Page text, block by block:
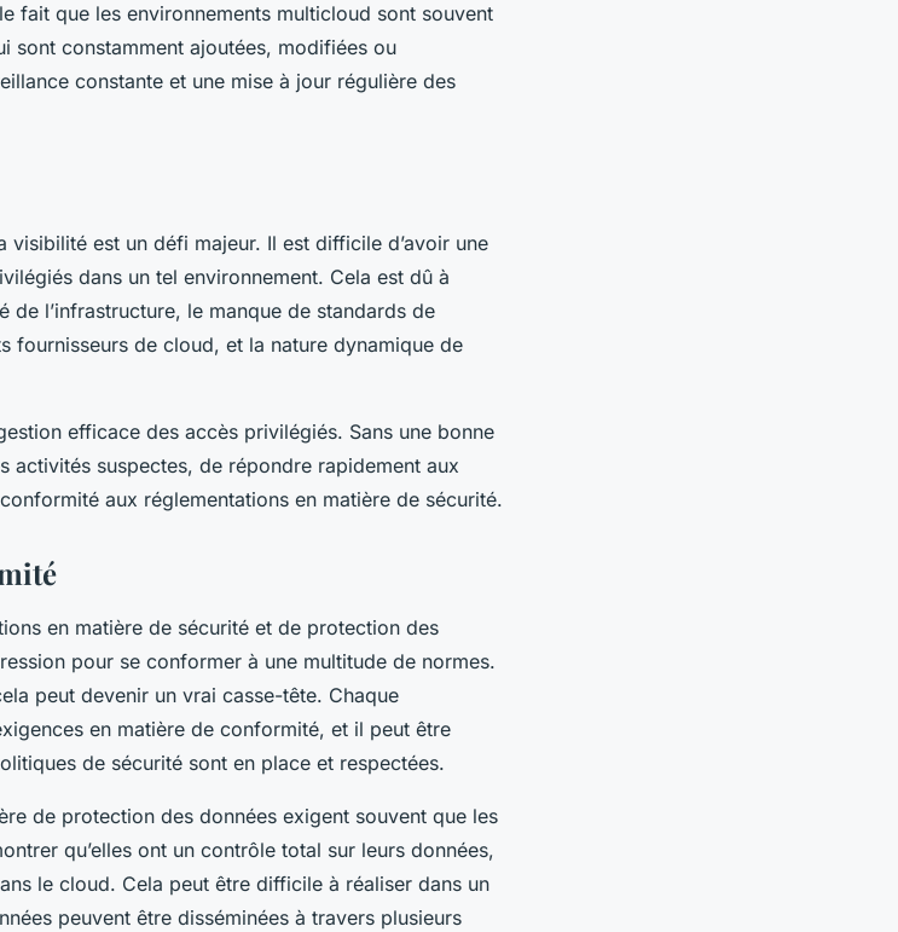
fait que les environnements multicloud sont souvent
sont constamment ajoutées, modifiées ou
constante et une mise à jour régulière des
visibilité est un défi majeur. Il est difficile d’avoir une
dans un tel environnement. Cela est dû à
l’infrastructure, le manque de standards de
fournisseurs de cloud, et la nature dynamique de
efficace des accès privilégiés. Sans une bonne
suspectes, de répondre rapidement aux
aux réglementations en matière de sécurité.
en matière de sécurité et de protection des
pour se conformer à une multitude de normes.
peut devenir un vrai casse-tête. Chaque
en matière de conformité, et il peut être
de sécurité sont en place et respectées.
de protection des données exigent souvent que les
qu’elles ont un contrôle total sur leurs données,
le cloud. Cela peut être difficile à réaliser dans un
peuvent être disséminées à travers plusieurs